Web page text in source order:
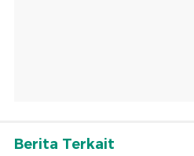
Berita Terkait